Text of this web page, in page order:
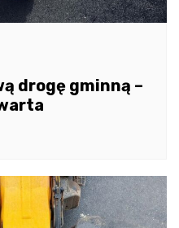
drogę gminną –